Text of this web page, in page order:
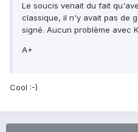
Le soucis venait du fait
classique, il n'y avait pas de
signé. Aucun problème avec
A+
Cool :-)